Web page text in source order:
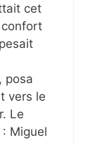
cet
confort
posa
vers le
Le
Miguel